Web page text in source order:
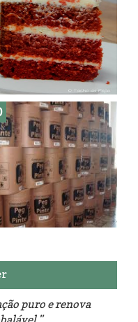
que habita em nós.
Red Velvet !!! O Perfeito
puro e renova